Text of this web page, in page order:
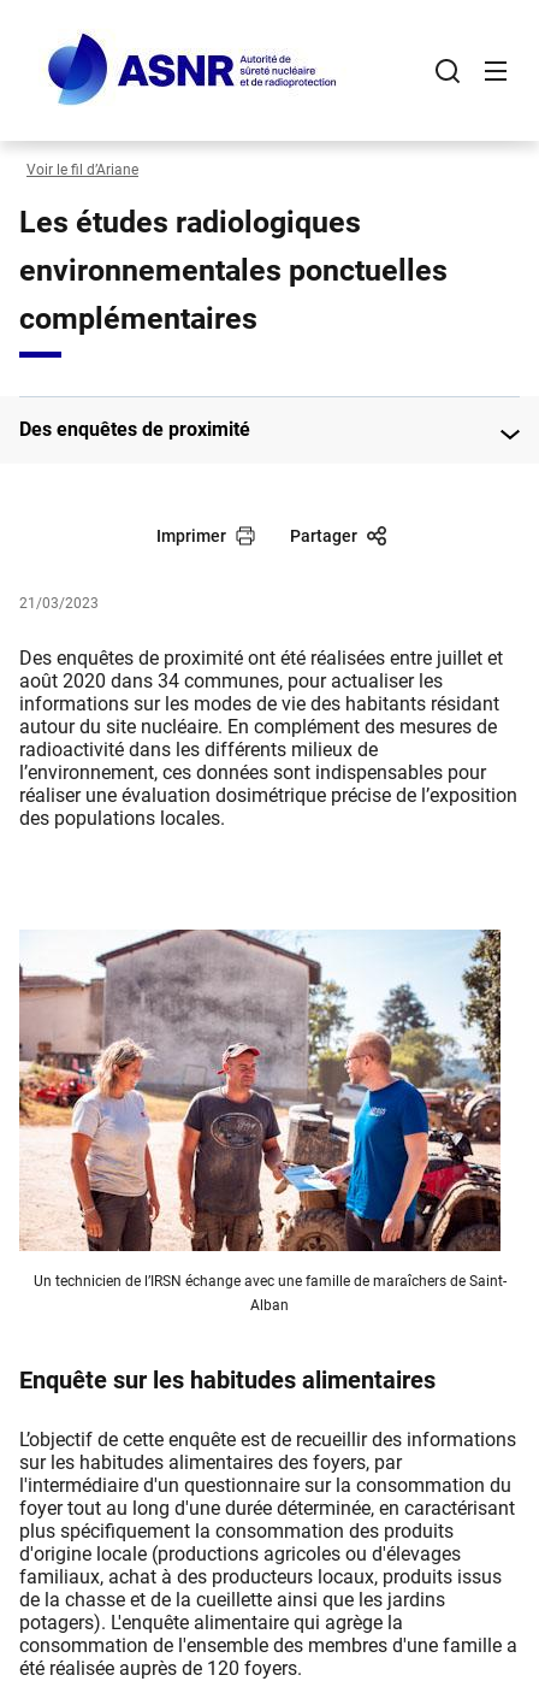
contenu
principal
Voir le fil d’Ariane
Les études radiologiques
environnementales ponctuelles
complémentaires
Des enquêtes de proximité
Imprimer Partager
21/03/2023
Des enquêtes de proximité ont été réalisées entre juillet et
août 2020 dans 34 communes, pour actualiser les
informations sur les modes de vie des habitants résidant
autour du site nucléaire. En complément des mesures de
radioactivité dans les différents milieux de
l’environnement, ces données sont indispensables pour
réaliser une évaluation dosimétrique précise de l’exposition
des populations locales.
Un technicien de l’IRSN échange avec une famille de maraîchers de Saint-
Alban​
Enquête sur les habitudes alimentaires
L’objectif de cette enquête est de recueillir des informations
sur les habitudes alimentaires des foyers, par
l'intermédiaire d'un questionnaire sur la consommation du
foyer tout au long d'une durée déterminée, en caractérisant
plus spécifiquement la consommation des produits
d'origine locale (productions agricoles ou d'élevages
familiaux, achat à des producteurs locaux, produits issus
de la chasse et de la cueillette ainsi que les jardins
potagers). L'enquête alimentaire qui agrège la
consommation de l'ensemble des membres d'une famille a
été réalisée auprès de 120 foyers.